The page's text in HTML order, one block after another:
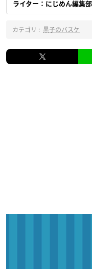
ライター：にじめん編集部
カテゴリ : 黒子のバスケ